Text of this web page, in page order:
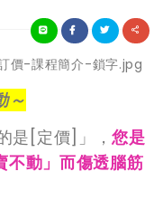
～
是[定價]」，您是
不動」而傷透腦筋